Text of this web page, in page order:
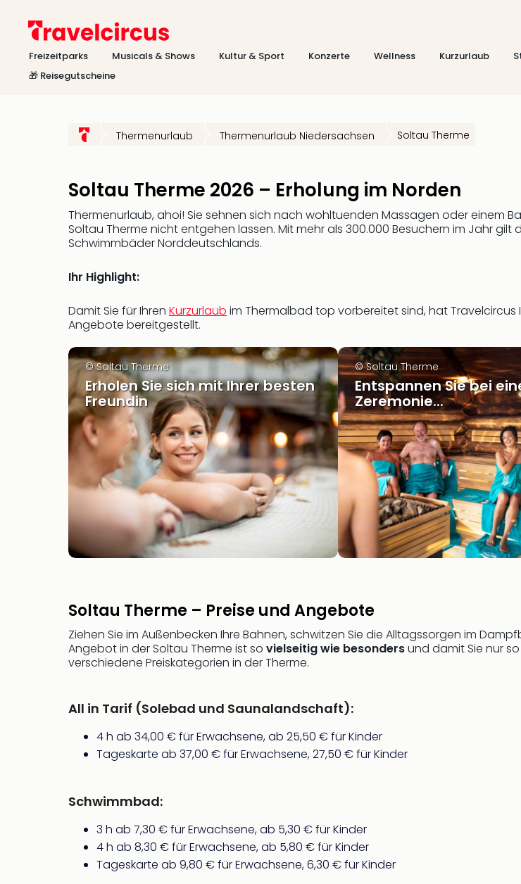
Freizeitparks Musicals & Shows Kultur & Sport Konzerte Wellness Kurzurlaub
🎁 Reisegutscheine
Thermenurlaub Thermenurlaub Niedersachsen Soltau Therme
Soltau Therme 2026 – Erholung im Norden
Thermenurlaub, ahoi! Sie sehnen sich nach wohltuenden Massagen oder einem
Soltau Therme nicht entgehen lassen. Mit mehr als 300.000 Besuchern im Jahr
Schwimmbäder Norddeutschlands.
Ihr Highlight:
Damit Sie für Ihren Kurzurlaub im Thermalbad top vorbereitet sind, hat
Angebote bereitgestellt.
© Soltau Therme
Erholen Sie sich mit Ihrer besten
Freundin
© Soltau Therme
Entspannen Sie bei
Zeremonie...
Soltau Therme – Preise und Angebote
Ziehen Sie im Außenbecken Ihre Bahnen, schwitzen Sie die Alltagssorgen im
Angebot in der Soltau Therme ist so vielseitig wie besondersund damit Sie nur
verschiedene Preiskategorien in der Therme.
All in Tarif (Solebad und Saunalandschaft):
4 h ab 34,00 € für Erwachsene, ab 25,50 € für Kinder
Tageskarte ab 37,00 € für Erwachsene, 27,50 € für Kinder
Schwimmbad:
3 h ab 7,30 € für Erwachsene, ab 5,30 € für Kinder
4 h ab 8,30 € für Erwachsene, ab 5,80 € für Kinder
Tageskarte ab 9,80 € für Erwachsene, 6,30 € für Kinder